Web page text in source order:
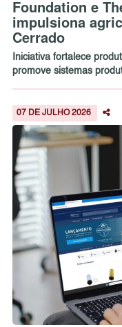
Foundation e
impulsiona
Cerrado
Iniciativa fortalece
promove sistemas
07 DE JULHO 2026